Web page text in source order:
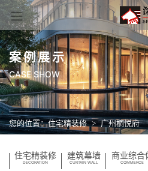
案例展示
CASE SHOW
您的位置：住宅精装修 广州桐悦府
住宅精装修
DECORATION
建筑幕墙
CURTAIN WALL
商业综合
COMMERCE